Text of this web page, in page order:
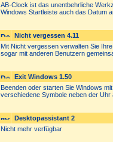
AB-Clock ist das unentbehrliche
Windows Startleiste auch das Datum
Nicht vergessen 4.11
Mit Nicht vergessen verwalten Sie
sogar mit anderen Benutzern
Exit Windows 1.50
Beenden oder starten Sie Windows
verschiedene Symbole neben der Uhr
Desktopassistant 2
Nicht mehr verfügbar